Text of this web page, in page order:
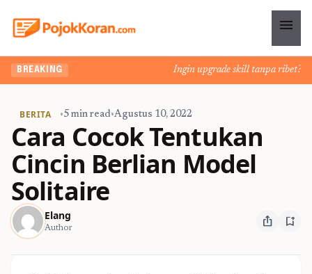
menu
BREAKING Ingin upgrade skill tanpa ribet?
BERITA •5 min read•Agustus 10, 2022
Cara Cocok Tentukan
Cincin Berlian Model
Solitaire
Elang
Author ios_share bookmark_add